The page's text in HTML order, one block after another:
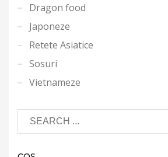
Dragon food
Japoneze
Retete Asiatice
Sosuri
Vietnameze